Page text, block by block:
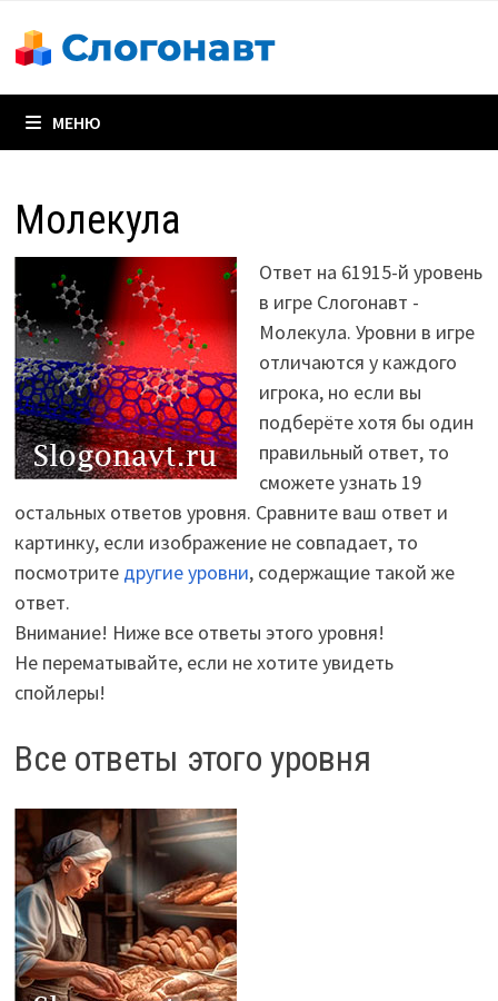
содержимому
МЕНЮ
Молекула
Ответ на 61915-й уровень
в игре Слогонавт -
Молекула. Уровни в игре
отличаются у каждого
игрока, но если вы
подберёте хотя бы один
правильный ответ, то
сможете узнать 19
остальных ответов уровня. Сравните ваш ответ и
картинку, если изображение не совпадает, то
посмотрите другие уровни, содержащие такой же
ответ.
Внимание! Ниже все ответы этого уровня!
Не перематывайте, если не хотите увидеть
спойлеры!
Все ответы этого уровня